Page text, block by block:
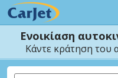
Ενοικίαση
Κάντε κράτηση του